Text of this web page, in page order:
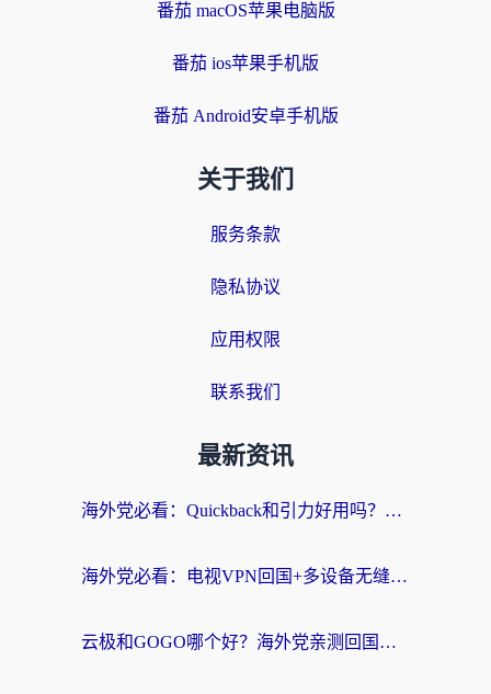
番茄 macOS苹果电脑版
番茄 ios苹果手机版
番茄 Android安卓手机版
关于我们
服务条款
隐私协议
应用权限
联系我们
最新资讯
海外党必看：Quickback和引力好用吗？3分钟搞懂回国加速器怎么选
海外党必看：电视VPN回国+多设备无缝访问国内资源的实用指南
云极和GOGO哪个好？海外党亲测回国加速器选择指南（附iOS免费&Windows VPN实用技巧）